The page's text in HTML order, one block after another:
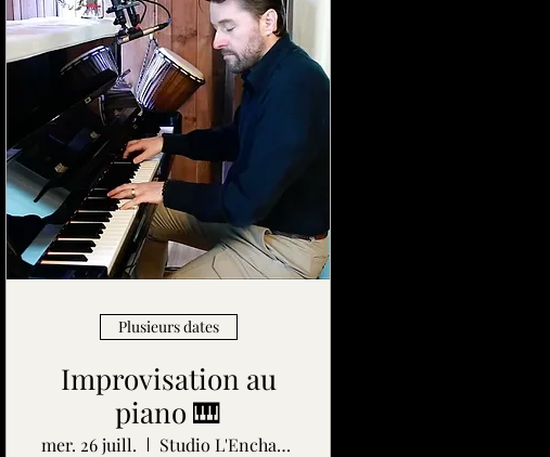
Plusieurs dates
Improvisation au
piano 🎹
mer. 26 juill.
Studio L'Enchanteur